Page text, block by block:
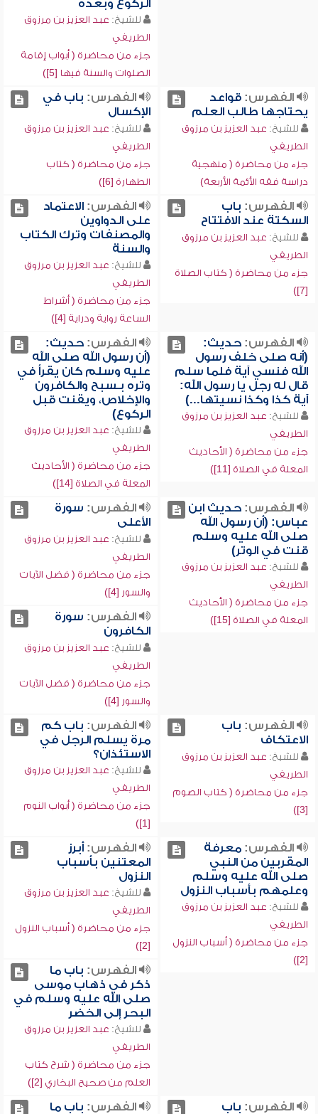
الركوع وبعده
للشيخ: عبد العزيز بن مرزوق
الطريفي
جزء من محاضرة ( أبواب إقامة
الصلوات والسنة فيها [5])
الفهرس:قواعد
يحتاجها طالب العلم
للشيخ: عبد العزيز بن مرزوق
الطريفي
جزء من محاضرة ( منهجية
دراسة فقه الأئمة الأربعة)
الفهرس: باب في
الإكسال
للشيخ: عبد العزيز بن مرزوق
الطريفي
جزء من محاضرة ( كتاب
الطهارة [6])
الفهرس: باب
السكتة عند الافتتاح
للشيخ: عبد العزيز بن مرزوق
الطريفي
جزء من محاضرة ( كتاب الصلاة
[7])
الفهرس:الاعتماد
على الدواوين
والمصنفات وترك الكتاب
والسنة
للشيخ: عبد العزيز بن مرزوق
الطريفي
جزء من محاضرة ( أشراط
الساعة رواية ودراية [4])
الفهرس:حديث:
(أنه صلى خلف رسول
الله فنسي آية فلما سلم
قال له رجل يا رسول الله:
آية كذا وكذا نسيتها...)
للشيخ: عبد العزيز بن مرزوق
الطريفي
جزء من محاضرة ( الأحاديث
المعلة في الصلاة [11])
الفهرس:حديث:
(أن رسول الله صلى الله
عليه وسلم كان يقرأ في
وتره بـسبح والكافرون
والإخلاص، ويقنت قبل
الركوع)
للشيخ: عبد العزيز بن مرزوق
الطريفي
جزء من محاضرة ( الأحاديث
المعلة في الصلاة [14])
الفهرس:حديث ابن
عباس: (أن رسول الله
صلى الله عليه وسلم
قنت في الوتر)
للشيخ: عبد العزيز بن مرزوق
الطريفي
جزء من محاضرة ( الأحاديث
المعلة في الصلاة [15])
الفهرس: سورة
الأعلى
للشيخ: عبد العزيز بن مرزوق
الطريفي
جزء من محاضرة ( فضل الآيات
والسور [4])
الفهرس: سورة
الكافرون
للشيخ: عبد العزيز بن مرزوق
الطريفي
جزء من محاضرة ( فضل الآيات
والسور [4])
الفهرس: باب
الاعتكاف
للشيخ: عبد العزيز بن مرزوق
الطريفي
جزء من محاضرة ( كتاب الصوم
[3])
الفهرس: ‏باب كم
مرة يسلم الرجل في
الاستئذان؟
للشيخ: عبد العزيز بن مرزوق
الطريفي
جزء من محاضرة ( أبواب النوم
[1])
الفهرس:معرفة
المقربين من النبي
صلى الله عليه وسلم
وعلمهم بأسباب النزول
للشيخ: عبد العزيز بن مرزوق
الطريفي
جزء من محاضرة ( أسباب النزول
[2])
الفهرس:أبرز
المعتنين بأسباب
النزول
للشيخ: عبد العزيز بن مرزوق
الطريفي
جزء من محاضرة ( أسباب النزول
[2])
الفهرس: باب ما
ذكر في ذهاب موسى
صلى الله عليه وسلم في
البحر إلى الخضر
للشيخ: عبد العزيز بن مرزوق
الطريفي
جزء من محاضرة ( شرح كتاب
العلم من صحيح البخاري [2])
الفهرس: باب
الفهرس: باب ما